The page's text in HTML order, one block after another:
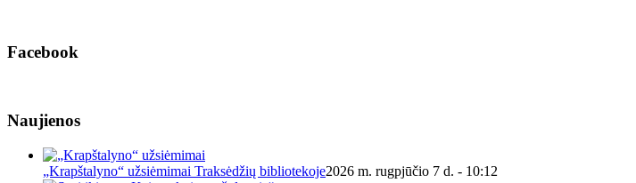
Facebook
Naujienos
„Krapštalyno“ užsiėmimai Traksėdžių bibliotekoje2026 m. rugpjūčio 7 d. - 10:12